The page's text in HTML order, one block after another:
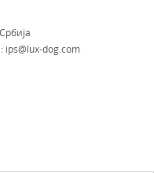
ips@lux-dog.com